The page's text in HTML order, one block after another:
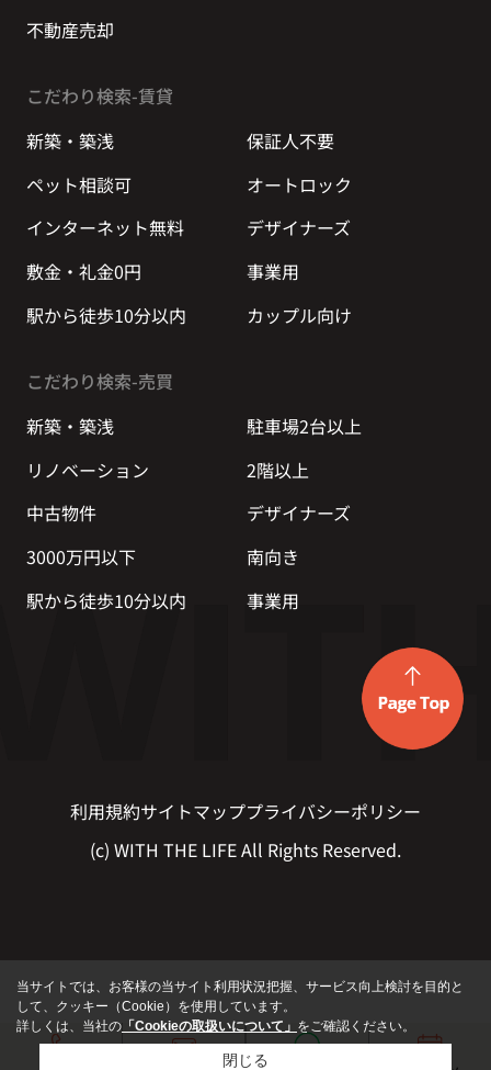
不動産売却
こだわり検索-賃貸
新築・築浅
保証人不要
ペット相談可
オートロック
インターネット無料
デザイナーズ
敷金・礼金0円
事業用
駅から徒歩10分以内
カップル向け
こだわり検索-売買
新築・築浅
駐車場2台以上
リノベーション
2階以上
中古物件
デザイナーズ
3000万円以下
南向き
駅から徒歩10分以内
事業用
利用規約サイトマッププライバシーポリシー
(c) WITH THE LIFE All Rights Reserved.
当サイトでは、お客様の当サイト利用状況把握、サービス向上検討を目的と
して、クッキー（Cookie）を使用しています。
詳しくは、当社の 「Cookieの取扱いについて」 をご確認ください。
閉じる